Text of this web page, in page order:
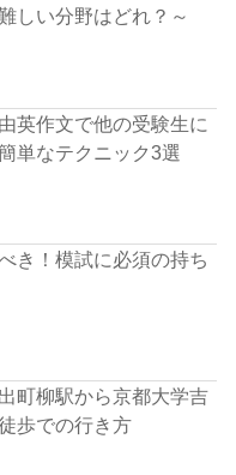
しい分野はどれ？～
英作文で他の受験生に
単なテクニック3選
き！模試に必須の持ち
町柳駅から京都大学吉
歩での行き方